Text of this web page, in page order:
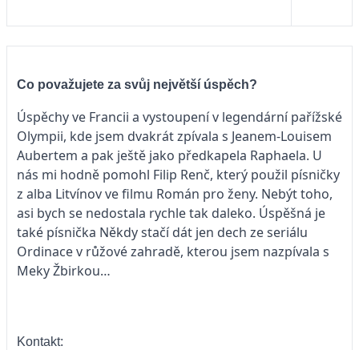
Co považujete za svůj největší úspěch?
Úspěchy ve Francii a vystoupení v legendární pařížské
Olympii, kde jsem dvakrát zpívala s Jeanem-Louisem
Aubertem a pak ještě jako předkapela Raphaela. U
nás mi hodně pomohl Filip Renč, který použil písničky
z alba Litvínov ve filmu Román pro ženy. Nebýt toho,
asi bych se nedostala rychle tak daleko. Úspěšná je
také písnička Někdy stačí dát jen dech ze seriálu
Ordinace v růžové zahradě, kterou jsem nazpívala s
Meky Žbirkou…
Kontakt: